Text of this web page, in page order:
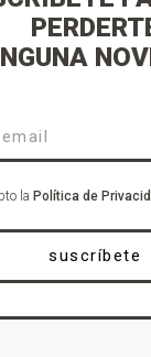
la Política de
suscríbete